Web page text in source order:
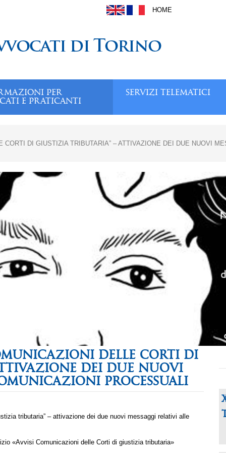
HOME
PER
E PRATICANTI
SERVIZI TELEMATICI
DI GIUSTIZIA TRIBUTARIA” – ATTIVAZIONE DEI DUE NUOVI
DELLE CORTI DI
DEI DUE NUOVI
PROCESSUALI
tributaria” – attivazione dei due nuovi messaggi relativi alle
«Avvisi Comunicazioni delle Corti di giustizia tributaria»